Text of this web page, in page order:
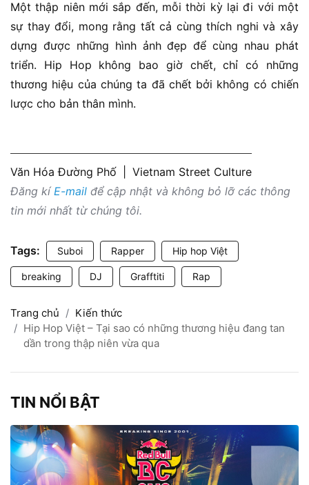
Một thập niên mới sắp đến, mỗi thời kỳ lại đi với một
sự thay đổi, mong rằng tất cả cùng thích nghi và xây
dựng được những hình ảnh đẹp để cùng nhau phát
triển. Hip Hop không bao giờ chết, chỉ có những
thương hiệu của chúng ta đã chết bởi không có chiến
lược cho bản thân mình.
Văn Hóa Đường Phố
Vietnam Street Culture
Đăng kí E-mail để cập nhật và không bỏ lỡ các thông
tin mới nhất từ chúng tôi.
Tags: Suboi Rapper Hip hop Việt
breaking DJ Grafftiti Rap
Trang chủ
Kiến thức
Hip Hop Việt – Tại sao có những thương hiệu đang tan
dần trong thập niên vừa qua
TIN NỔI BẬT